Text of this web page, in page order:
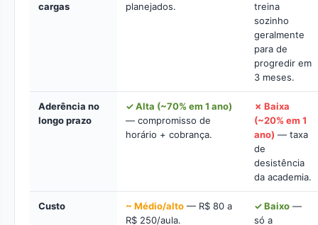
cargas
planejados.
treina
sozinho
geralmente
para de
progredir em
3 meses.
Aderência no
longo prazo
✓ Alta (~70% em 1 ano)
— compromisso de
horário + cobrança.
✗ Baixa
(~20% em 1
ano) — taxa
de
desistência
da academia.
Custo ~ Médio/alto — R$ 80 a
R$ 250/aula.
✓ Baixo —
só a